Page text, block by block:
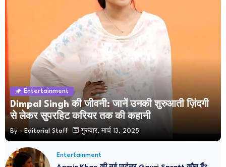
Entertainment
Dimpal Singh की जीवनी: जानें उनकी शुरुआती ज़िंदगी
से लेकर सुपरहिट करियर तक की कहानी
By - Editorial Staff गुरुवार, मार्च 13, 2025
Entertainment